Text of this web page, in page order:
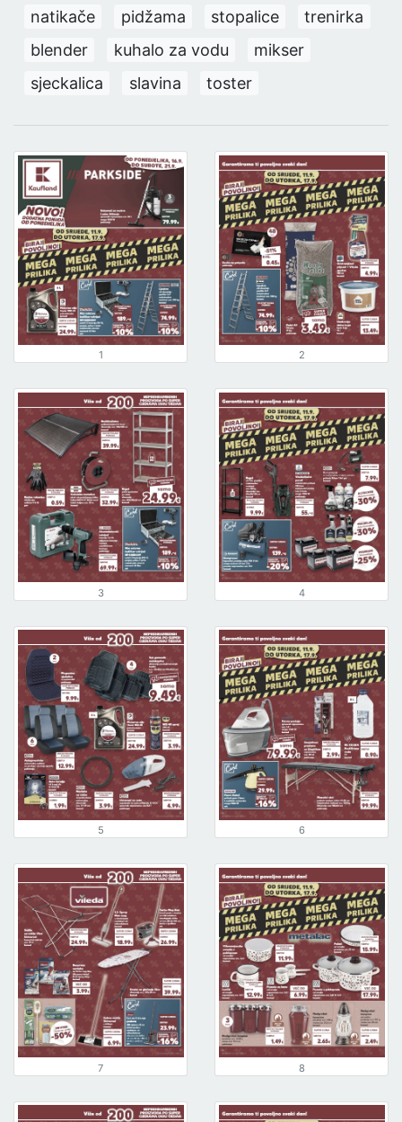
natikače
pidžama stopalice
trenirka
blender
kuhalo za vodu
mikser
sjeckalica
slavina toster
1 2
3 4
5 6
7 8